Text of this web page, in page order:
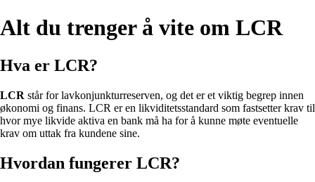
Alt du trenger å vite om LCR
Hva er LCR?
LCR står for lavkonjunkturreserven, og det er et viktig begrep innen
økonomi og finans. LCR er en likviditetsstandard som fastsetter krav til
hvor mye likvide aktiva en bank må ha for å kunne møte eventuelle
krav om uttak fra kundene sine.
Hvordan fungerer LCR?